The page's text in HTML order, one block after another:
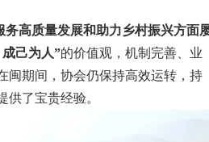
高质量发展和助力乡村振兴方面
己为人”的价值观，机制完善、业
闽期间，协会仍保持高效运转，持
了宝贵经验。